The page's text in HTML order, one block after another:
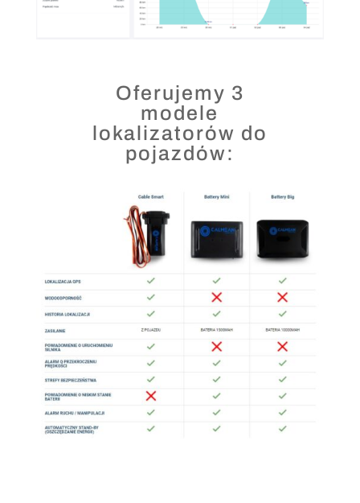
Oferujemy 3
modele
lokalizatorów do
pojazdów: